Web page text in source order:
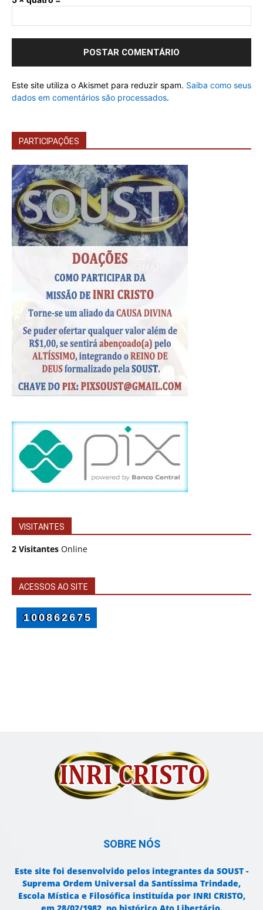
Este site utiliza o Akismet para reduzir spam. Saiba como seus
dados em comentários são processados.
PARTICIPAÇÕES
VISITANTES
2 Visitantes Online
ACESSOS AO SITE
SOBRE NÓS
Este site foi desenvolvido pelos integrantes da SOUST -
Suprema Ordem Universal da Santíssima Trindade,
Escola Mística e Filosófica instituída por INRI CRISTO,